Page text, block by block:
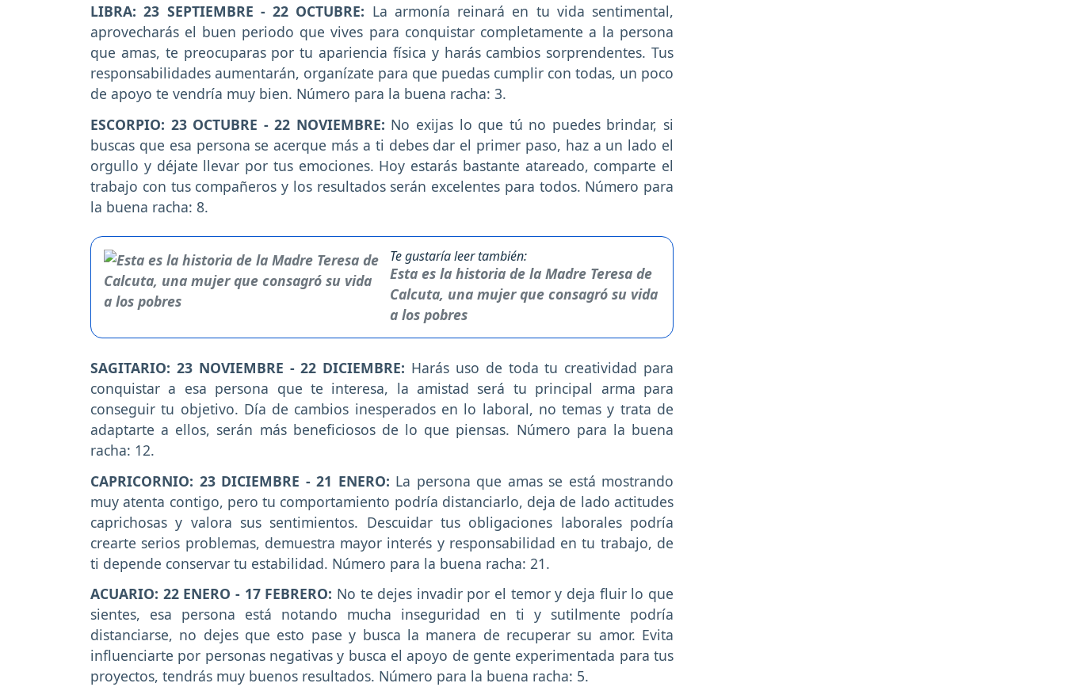
LIBRA: 23 SEPTIEMBRE - 22 OCTUBRE: La armonía reinará en tu vida sentimental,
aprovecharás el buen periodo que vives para conquistar completamente a la persona
que amas, te preocuparas por tu apariencia física y harás cambios sorprendentes. Tus
responsabilidades aumentarán, organízate para que puedas cumplir con todas, un poco
de apoyo te vendría muy bien. Número para la buena racha: 3.
ESCORPIO: 23 OCTUBRE - 22 NOVIEMBRE: No exijas lo que tú no puedes brindar, si
buscas que esa persona se acerque más a ti debes dar el primer paso, haz a un lado el
orgullo y déjate llevar por tus emociones. Hoy estarás bastante atareado, comparte el
trabajo con tus compañeros y los resultados serán excelentes para todos. Número para
la buena racha: 8.
Te gustaría leer también:
Esta es la historia de la Madre Teresa de
Calcuta, una mujer que consagró su vida
a los pobres
SAGITARIO: 23 NOVIEMBRE - 22 DICIEMBRE: Harás uso de toda tu creatividad para
conquistar a esa persona que te interesa, la amistad será tu principal arma para
conseguir tu objetivo. Día de cambios inesperados en lo laboral, no temas y trata de
adaptarte a ellos, serán más beneficiosos de lo que piensas. Número para la buena
racha: 12.
CAPRICORNIO: 23 DICIEMBRE - 21 ENERO: La persona que amas se está mostrando
muy atenta contigo, pero tu comportamiento podría distanciarlo, deja de lado actitudes
caprichosas y valora sus sentimientos. Descuidar tus obligaciones laborales podría
crearte serios problemas, demuestra mayor interés y responsabilidad en tu trabajo, de
ti depende conservar tu estabilidad. Número para la buena racha: 21.
ACUARIO: 22 ENERO - 17 FEBRERO: No te dejes invadir por el temor y deja fluir lo que
sientes, esa persona está notando mucha inseguridad en ti y sutilmente podría
distanciarse, no dejes que esto pase y busca la manera de recuperar su amor. Evita
influenciarte por personas negativas y busca el apoyo de gente experimentada para tus
proyectos, tendrás muy buenos resultados. Número para la buena racha: 5.